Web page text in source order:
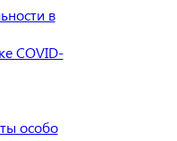
в
COVID-
особо